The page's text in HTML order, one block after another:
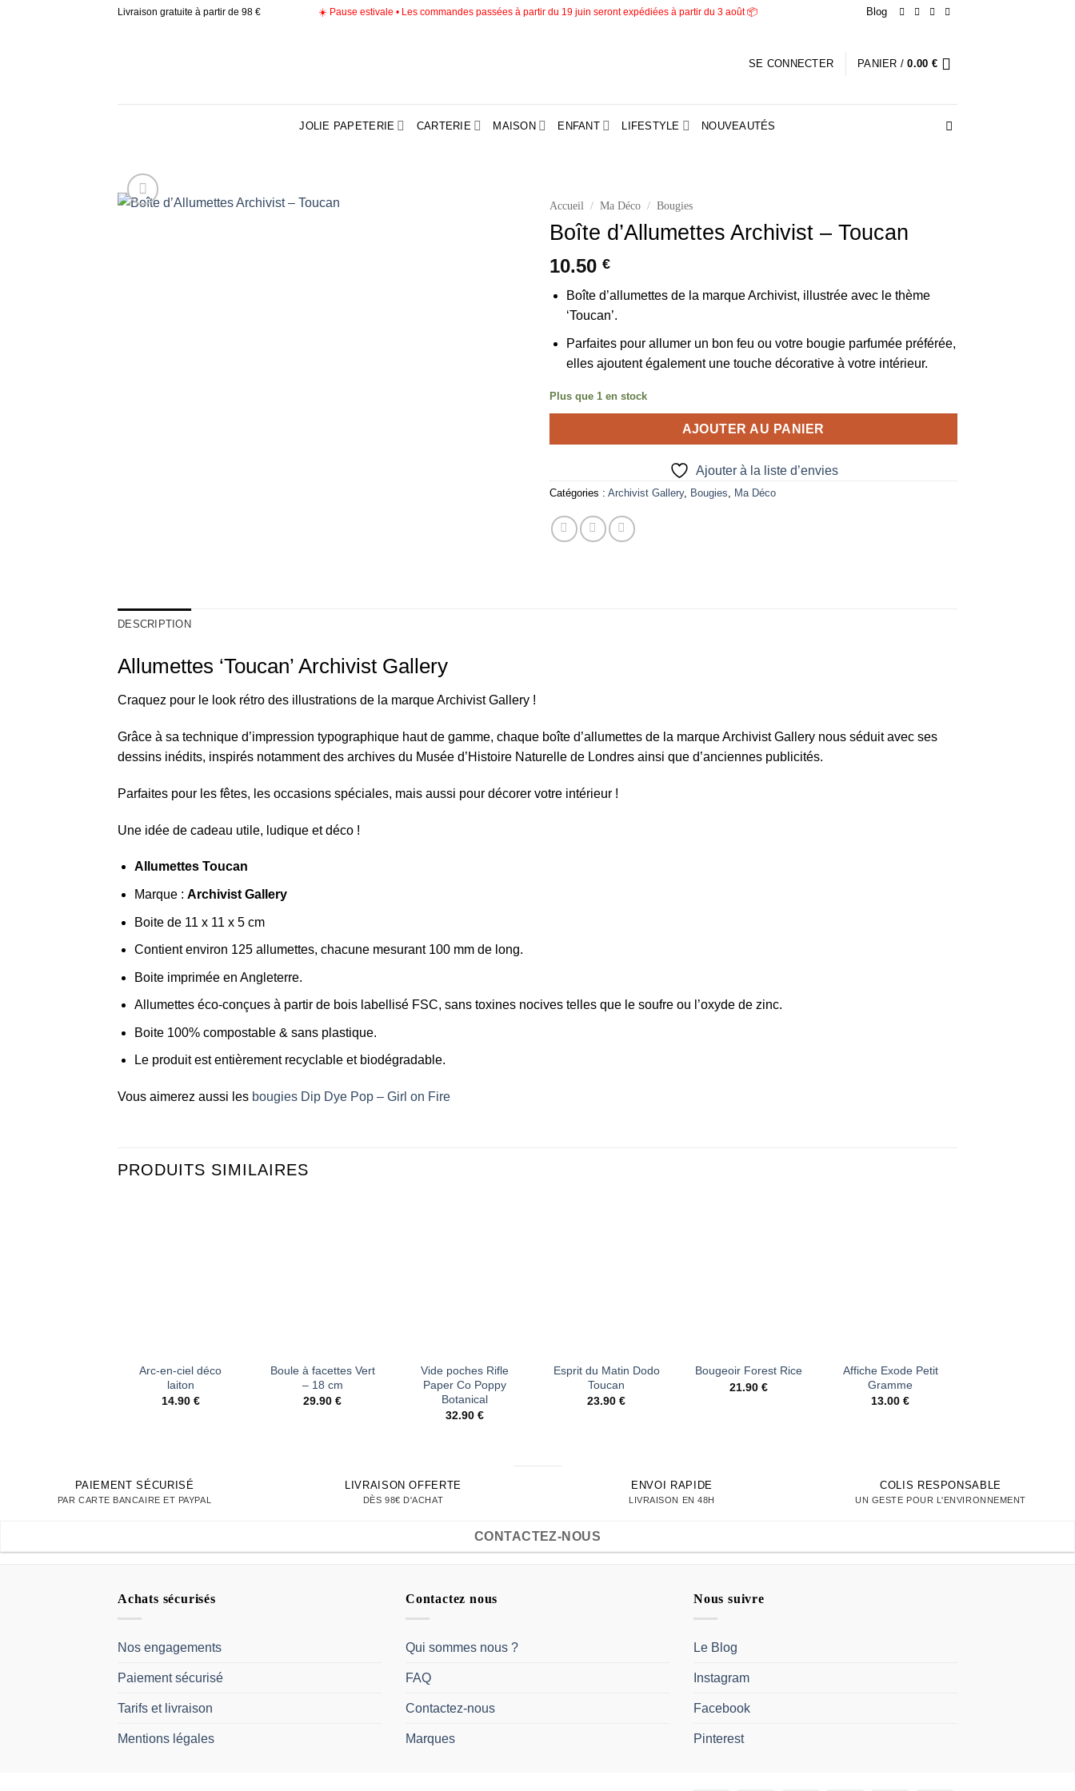
Livraison gratuite à partir de 98 € ☀️ Pause estivale • Les commandes passées à partir du 19 juin seront expédiées à partir du 3 août 📦 Blog
SE CONNECTER PANIER /0.00 €
JOLIE PAPETERIE CARTERIE MAISON ENFANT LIFESTYLE NOUVEAUTÉS
Accueil / Ma Déco / Bougies
Boîte d’Allumettes Archivist – Toucan
10.50 €
Boîte d’allumettes de la marque Archivist, illustrée avec le thème
‘Toucan’.
Parfaites pour allumer un bon feu ou votre bougie parfumée préférée,
elles ajoutent également une touche décorative à votre intérieur.
Plus que 1 en stock
AJOUTER AU PANIER
Ajouter à la liste d’envies
Catégories : Archivist Gallery, Bougies, Ma Déco
DESCRIPTION
Allumettes ‘Toucan’ Archivist Gallery
Craquez pour le look rétro des illustrations de la marque Archivist Gallery !
Grâce à sa technique d’impression typographique haut de gamme, chaque boîte d’allumettes de la marque Archivist Gallery nous séduit avec ses
dessins inédits, inspirés notamment des archives du Musée d’Histoire Naturelle de Londres ainsi que d’anciennes publicités.
Parfaites pour les fêtes, les occasions spéciales, mais aussi pour décorer votre intérieur !
Une idée de cadeau utile, ludique et déco !
Allumettes Toucan
Marque : Archivist Gallery
Boite de 11 x 11 x 5 cm
Contient environ 125 allumettes, chacune mesurant 100 mm de long.
Boite imprimée en Angleterre.
Allumettes éco-conçues à partir de bois labellisé FSC, sans toxines nocives telles que le soufre ou l’oxyde de zinc.
Boite 100% compostable & sans plastique.
Le produit est entièrement recyclable et biodégradable.
Vous aimerez aussi les bougies Dip Dye Pop – Girl on Fire
PRODUITS SIMILAIRES
Arc-en-ciel déco
laiton
14.90 €
Boule à facettes Vert
– 18 cm
29.90€
Vide poches Rifle
Paper Co Poppy
Botanical
32.90 €
Esprit du Matin Dodo
Toucan
23.90€
Bougeoir Forest Rice
21.90 €
Affiche Exode Petit
Gramme
13.00€
PAIEMENT SÉCURISÉ
PAR CARTE BANCAIRE ET PAYPAL
LIVRAISON OFFERTE
DÈS 98€ D'ACHAT
ENVOI RAPIDE
LIVRAISON EN 48H
COLIS RESPONSABLE
UN GESTE POUR L'ENVIRONNEMENT
CONTACTEZ-NOUS
Achats sécurisés
Nos engagements
Paiement sécurisé
Tarifs et livraison
Mentions légales
Contactez nous
Qui sommes nous ?
FAQ
Contactez-nous
Marques
Nous suivre
Le Blog
Instagram
Facebook
Pinterest